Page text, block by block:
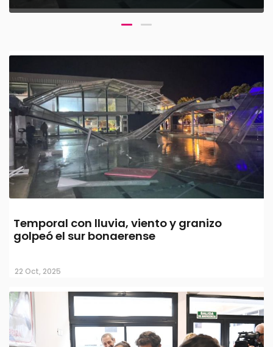
Temporal con lluvia, viento y granizo
golpeó el sur bonaerense
22 Oct, 2025